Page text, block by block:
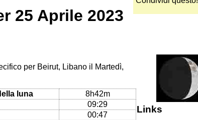
25 Aprile 2023
per Beirut, Libano il Martedì,
luna
8h42m
09:29
00:47
Links